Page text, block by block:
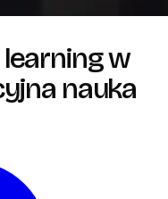
learning w
nauka